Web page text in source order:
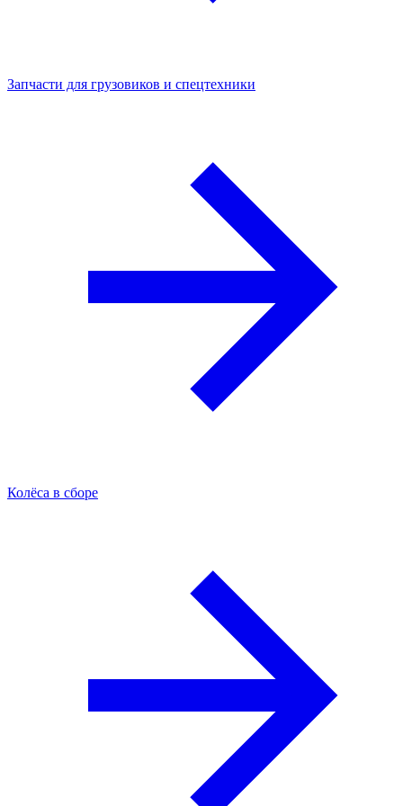
Запчасти для грузовиков и спецтехники
Колёса в сборе